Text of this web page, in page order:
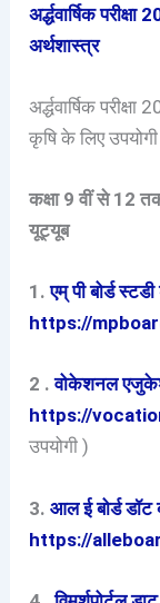
अर्द्धवार्षिक
अर्थशास्त्र
अर्द्धवार्षिक
कृषि के लिए
कक्षा 9 वीं से 12
यूट्यूब
1. एम् पी बोर्ड
https://
2 .वोकेशनल
https://
उपयोगी )
3.आल ई बोर्ड डॉट
https://